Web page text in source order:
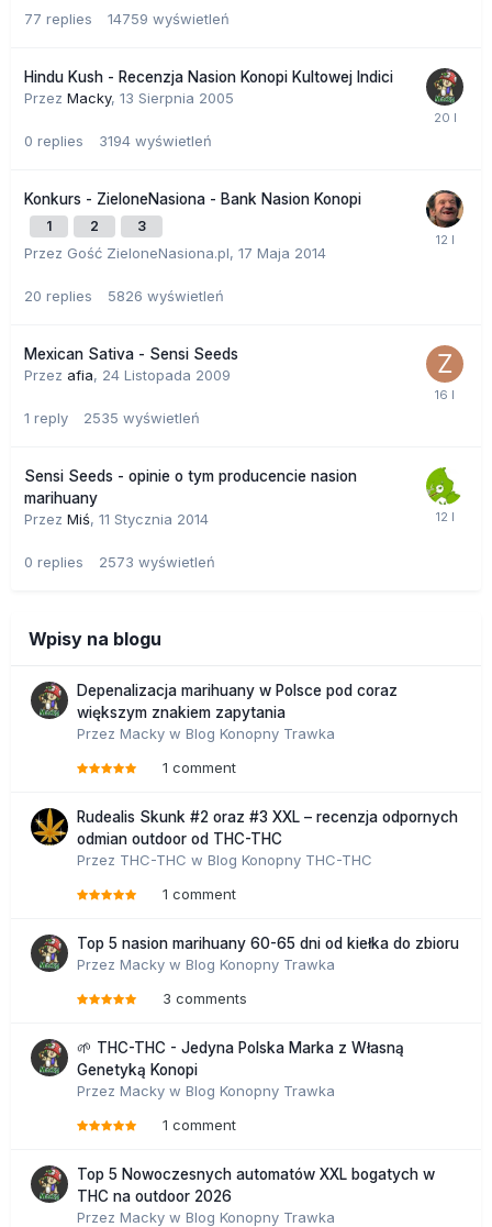
77 replies 14759 wyświetleń
Hindu Kush - Recenzja Nasion Konopi Kultowej Indici
Przez Macky, 13 Sierpnia 2005
0 replies 3194 wyświetleń
Konkurs - ZieloneNasiona - Bank Nasion Konopi
1 2 3
Przez Gość ZieloneNasiona.pl, 17 Maja 2014
20 replies 5826 wyświetleń
Mexican Sativa - Sensi Seeds
Przez afia, 24 Listopada 2009
1 reply 2535 wyświetleń
Sensi Seeds - opinie o tym producencie nasion
marihuany
Przez Miś, 11 Stycznia 2014
0 replies 2573 wyświetleń
Wpisy na blogu
Depenalizacja marihuany w Polsce pod coraz
większym znakiem zapytania
Przez Macky w Blog Konopny Trawka
1 comment
Rudealis Skunk #2 oraz #3 XXL – recenzja odpornych
odmian outdoor od THC-THC
Przez THC-THC w Blog Konopny THC-THC
1 comment
Top 5 nasion marihuany 60-65 dni od kiełka do zbioru
Przez Macky w Blog Konopny Trawka
3 comments
🌱 THC-THC - Jedyna Polska Marka z Własną
Genetyką Konopi
Przez Macky w Blog Konopny Trawka
1 comment
Top 5 Nowoczesnych automatów XXL bogatych w
THC na outdoor 2026
Przez Macky w Blog Konopny Trawka